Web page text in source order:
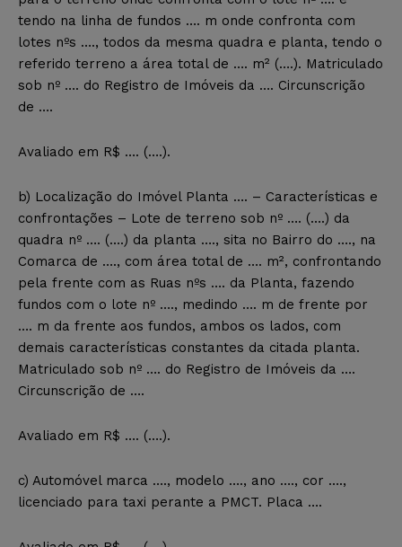
tendo na linha de fundos …. m onde confronta com
lotes nºs …., todos da mesma quadra e planta, tendo o
referido terreno a área total de …. m² (….). Matriculado
sob nº …. do Registro de Imóveis da …. Circunscrição
de ….
Avaliado em R$ …. (….).
b) Localização do Imóvel Planta …. – Características e
confrontações – Lote de terreno sob nº …. (….) da
quadra nº …. (….) da planta …., sita no Bairro do …., na
Comarca de …., com área total de …. m², confrontando
pela frente com as Ruas nºs …. da Planta, fazendo
fundos com o lote nº …., medindo …. m de frente por
…. m da frente aos fundos, ambos os lados, com
demais características constantes da citada planta.
Matriculado sob nº …. do Registro de Imóveis da ….
Circunscrição de ….
Avaliado em R$ …. (….).
c) Automóvel marca …., modelo …., ano …., cor ….,
licenciado para taxi perante a PMCT. Placa ….